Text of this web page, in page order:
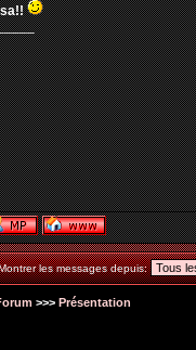
les messages depuis:
>>> Présentation